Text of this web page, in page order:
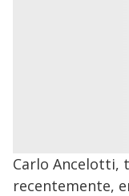
Carlo Ancelotti,
recentemente,